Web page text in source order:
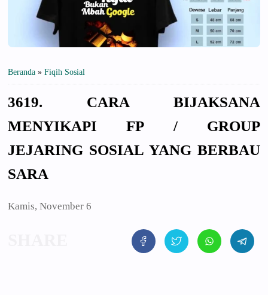
Beranda » Fiqih Sosial
3619. CARA BIJAKSANA
MENYIKAPI FP / GROUP
JEJARING SOSIAL YANG BERBAU
SARA
Kamis, November 6